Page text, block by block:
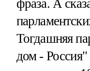
фраза. А
Тогдашняя
дом -